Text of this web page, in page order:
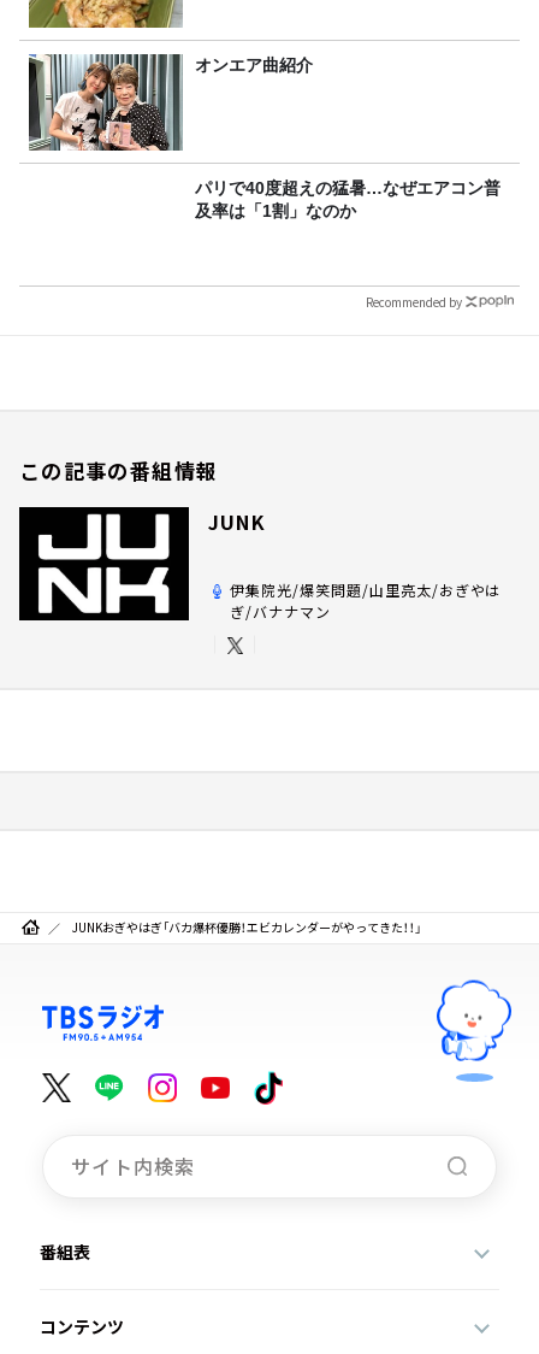
オンエア曲紹介
パリで40度超えの猛暑…なぜエアコン普
及率は「1割」なのか
Recommended by
この記事の番組情報
JUNK
伊集院光/爆笑問題/山里亮太/おぎやは
ぎ/バナナマン
JUNKおぎやはぎ「バカ爆杯優勝！エビカレンダーがやってきた！！」
番組表
コンテンツ